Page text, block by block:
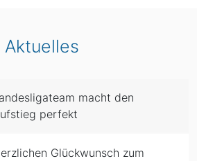
Aktuelles
macht den
perfekt
Glückwunsch zum